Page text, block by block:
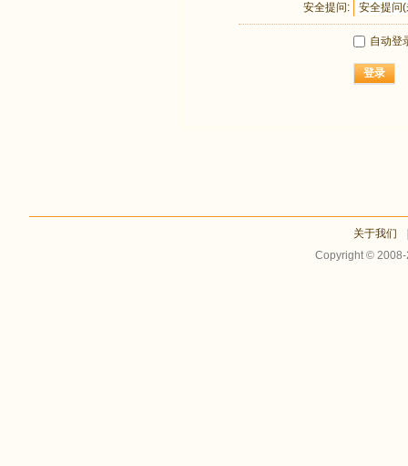
安全提问:
自动登
登录
关于我们
Copyright ©